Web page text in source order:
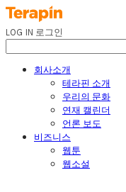
LOG IN 로그인
회사소개
테라핀 소개
우리의 문화
연재 캘린더
언론 보도
비즈니스
웹툰
웹소설